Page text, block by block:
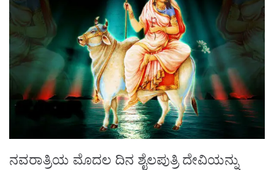
ನವರಾತ್ರಿಯ ಮೊದಲ ದಿನ ಶೈಲಪುತ್ರಿ ದೇವಿಯನ್ನು